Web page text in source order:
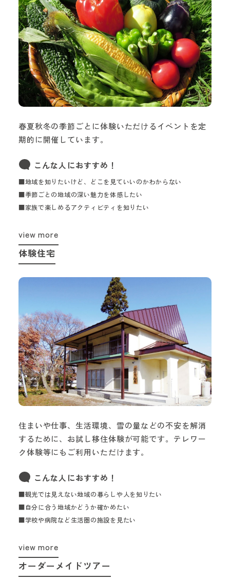
春夏秋冬の季節ごとに体験いただけるイベントを定
期的に開催しています。
こんな人におすすめ！
■地域を知りたいけど、どこを見ていいのかわからない
■季節ごとの地域の深い魅力を体感したい
■家族で楽しめるアクティビティを知りたい
view more
体験住宅
住まいや仕事、生活環境、雪の量などの不安を解消
するために、お試し移住体験が可能です。テレワー
ク体験等にもご利用いただけます。
こんな人におすすめ！
■観光では見えない地域の暮らしや人を知りたい
■自分に合う地域かどうか確かめたい
■学校や病院など生活圏の施設を見たい
view more
オーダーメイドツアー